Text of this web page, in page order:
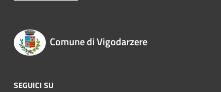
Comune di Vigodarzere
SEGUICI SU